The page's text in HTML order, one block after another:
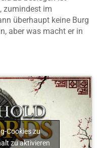
zumindest im
überhaupt keine Burg
aber was macht er in
Cookies zu
zu aktivieren